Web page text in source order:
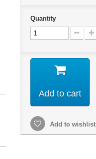
Quantity
Add to cart
Add to wishlist